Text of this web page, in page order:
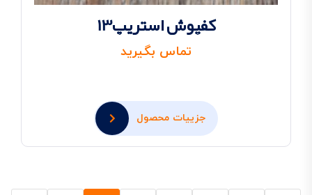
کفپوش استریپ13
تماس بگیرید
جزییات محصول